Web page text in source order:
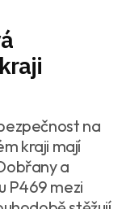
na
kraji mají
a
P469 mezi